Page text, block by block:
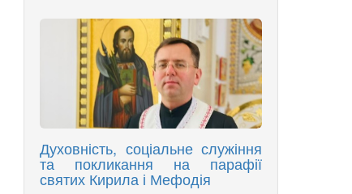
Духовність, соціальне служіння
та покликання на парафії
святих Кирила і Мефодія